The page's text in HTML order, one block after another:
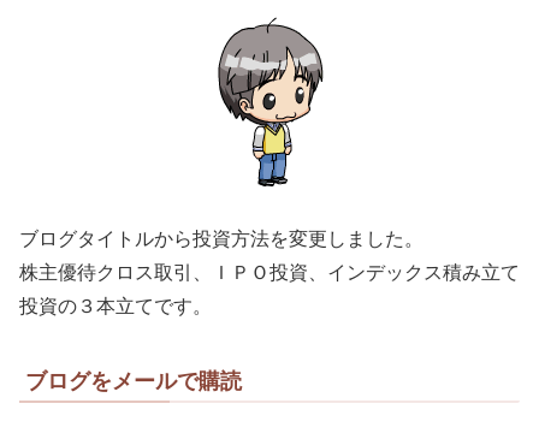
ブログタイトルから投資方法を変更しました。
株主優待クロス取引、ＩＰＯ投資、インデックス積み立て
投資の３本立てです。
ブログをメールで購読